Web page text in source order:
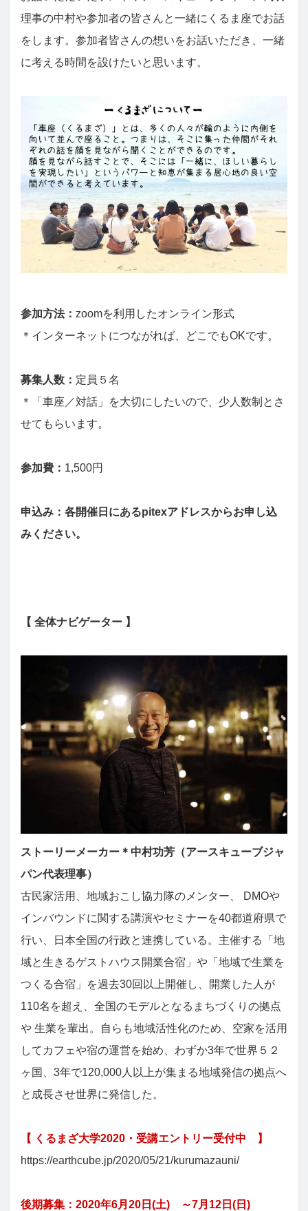
理事の中村や参加者の皆さんと一緒にくるま座でお話
をします。参加者皆さんの想いをお話いただき、一緒
に考える時間を設けたいと思います。
参加方法： zoomを利用したオンライン形式
＊インターネットにつながれば、どこでもOKです。
募集人数： 定員５名
＊「車座／対話」を大切にしたいので、少人数制とさ
せてもらいます。
参加費： 1,500円
申込み：各開催日にあるpitexアドレスからお申し込
みください。
【 全体ナビゲーター 】
ストーリーメーカー＊中村功芳（アースキューブジャ
パン代表理事）
古民家活用、地域おこし協力隊のメンター、 DMOや
インバウンドに関する講演やセミナーを40都道府県で
行い、日本全国の行政と連携している。主催する「地
域と生きるゲストハウス開業合宿」や「地域で生業を
つくる合宿」を過去30回以上開催し、開業した人が
110名を超え、全国のモデルとなるまちづくりの拠点
や 生業を輩出。自らも地域活性化のため、空家を活用
してカフェや宿の運営を始め、わずか3年で世界５２
ヶ国、3年で120,000人以上が集まる地域発信の拠点へ
と成長させ世界に発信した。
【 くるまざ大学2020・受講エントリー受付中 】
https://earthcube.jp/2020/05/21/kurumazauni/
後期募集：2020年6月20日(土) ～7月12日(日)